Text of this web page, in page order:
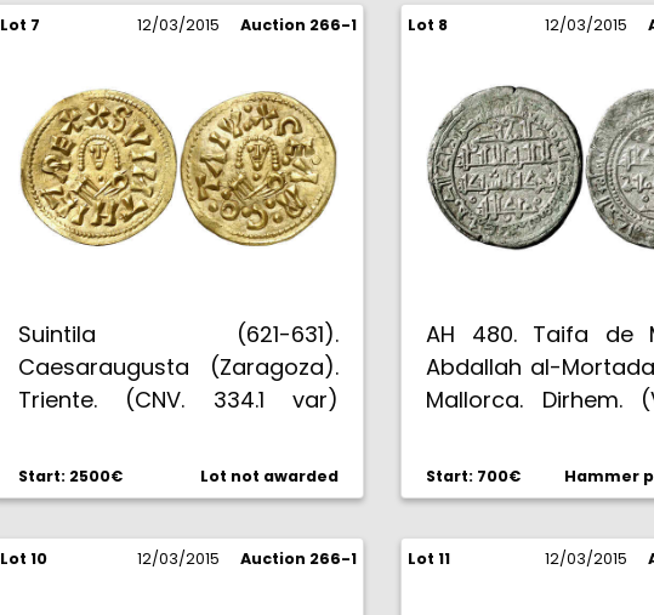
Lot 7 12/03/2015 Auction 266-1
Suintila (621-631).
Caesaraugusta (Zaragoza).
Triente. (CNV. 334.1 var)
Cospel algo alabeado. Bella.
Rara. EBC+.
Start: 2500€ Lot not awarded
Lot 8 12/03/2015
AH 480. Taifa de
Abdallah al-
Mallorca. Dirhem.
4,46 g. Muy bella.
márgenes
muy claramente
Plateado original
Start: 700€ Hammer
Lot 10 12/03/2015 Auction 266-1 Lot 11 12/03/2015